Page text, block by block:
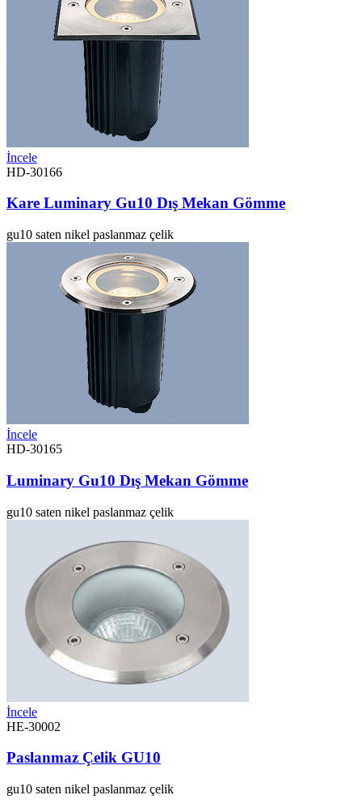
İncele
HD-30166
Kare Luminary Gu10 Dış Mekan Gömme
gu10 saten nikel paslanmaz çelik
İncele
HD-30165
Luminary Gu10 Dış Mekan Gömme
gu10 saten nikel paslanmaz çelik
İncele
HE-30002
Paslanmaz Çelik GU10
gu10 saten nikel paslanmaz çelik